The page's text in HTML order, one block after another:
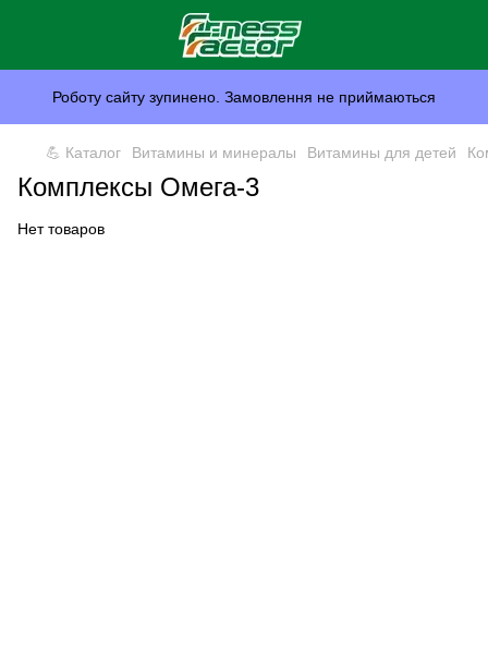
Роботу сайту зупинено. Замовлення не приймаються
💪 Каталог Витамины и минералы Витамины для детей
Комплексы Омега-3
Нет товаров